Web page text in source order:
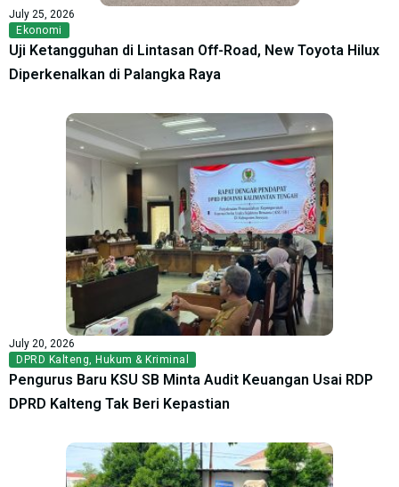
July 25, 2026
Ekonomi
Uji Ketangguhan di Lintasan Off-Road, New Toyota Hilux
Diperkenalkan di Palangka Raya
July 20, 2026
DPRD Kalteng Hukum & Kriminal
Pengurus Baru KSU SB Minta Audit Keuangan Usai RDP
DPRD Kalteng Tak Beri Kepastian